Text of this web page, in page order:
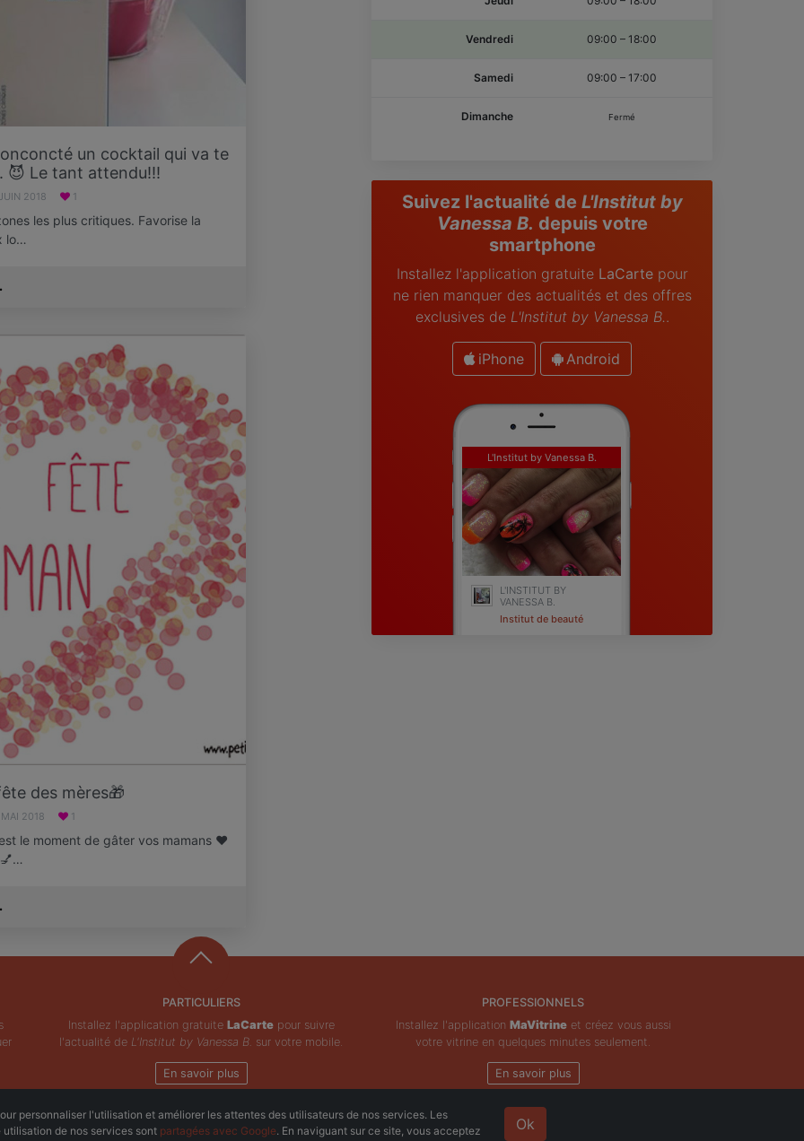
un cocktail qui va te
😈 Le tant attendu!!!
2018 1
les plus critiques. Favorise la
lo…
des mères🎁
2018 1
le moment de gâter vos mamans ❤️
Vendredi 09:00 – 18:00
Samedi 09:00 – 17:00
Dimanche Fermé
Suivez l'actualité de L'Institut by
Vanessa B. depuis votre
smartphone
Installez l'application gratuite LaCartepour
ne rien manquer des actualités et des offres
exclusives de L'Institut by Vanessa B. .
iPhone Android
L'Institut by Vanessa B.
L'INSTITUT BY
VANESSA B.
Institut de beauté
PARTICULIERS
Installez l'application gratuite LaCartepour suivre
l'actualité de L'Institut by Vanessa B. sur votre mobile.
En savoir plus
PROFESSIONNELS
Installez l'application MaVitrineet créez vous aussi
votre vitrine en quelques minutes seulement.
En savoir plus
Copyright © ZeMAP 2026 - Tous droits réservés. Ok
personnaliser l'utilisation et améliorer les attentes des utilisateurs de nos services. Les
de nos services sont partagées avec Google. En naviguant sur ce site, vous acceptez